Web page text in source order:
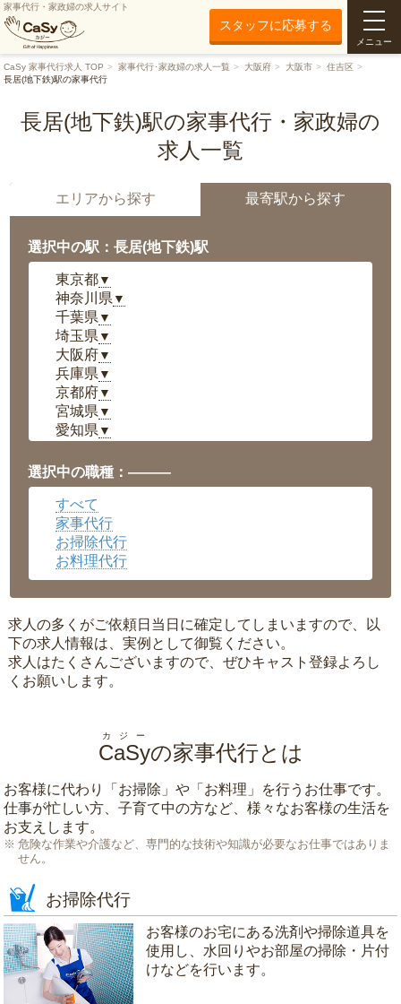
家事代行・家政婦の求人サイト
スタッフに応募する
メニュー
CaSy 家事代行求人 TOP 家事代行･家政婦の求人一覧 大阪府 大阪市
住吉区
長居(地下鉄)駅の家事代行
長居(地下鉄)駅の家事代行・家政婦の
求人一覧
エリアから探す 最寄駅から探す
選択中の駅：長居(地下鉄)駅
東京都▼
神奈川県 ▼
千葉県 ▼
埼玉県 ▼
大阪府▼
兵庫県 ▼
京都府▼
宮城県 ▼
愛知県 ▼
岡山県▼
広島県▼
沖縄県
選択中の職種：———
すべて
家事代行
お掃除代行
お料理代行
求人の多くがご依頼日当日に確定してしまいますので、以
下の求人情報は、実例として御覧ください。
求人はたくさんございますので、ぜひキャスト登録よろし
くお願いします。
CaSy
カジー
の家事代行とは
お客様に代わり「 お掃除 」や「 お料理 」を行うお仕事です。
仕事が忙しい方、子育て中の方など、様々なお客様の生活を
お支えします。
危険な作業や介護など、専門的な技術や知識が必要なお仕事ではありま
せん。
お掃除代行
お客様のお宅にある洗剤や掃除道具を
使用し、水回りやお部屋の掃除・片付
けなどを行います。